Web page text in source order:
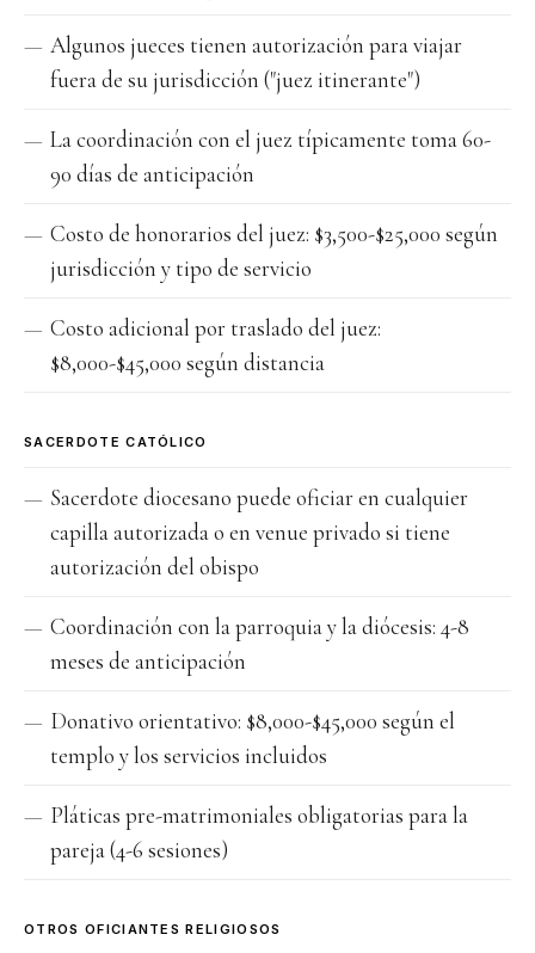
Algunos jueces tienen autorización para viajar
fuera de su jurisdicción ("juez itinerante")
La coordinación con el juez típicamente toma 60-
90 días de anticipación
Costo de honorarios del juez: $3,500-$25,000 según
jurisdicción y tipo de servicio
Costo adicional por traslado del juez:
$8,000-$45,000 según distancia
SACERDOTE CATÓLICO
Sacerdote diocesano puede oficiar en cualquier
capilla autorizada o en venue privado si tiene
autorización del obispo
Coordinación con la parroquia y la diócesis: 4-8
meses de anticipación
Donativo orientativo: $8,000-$45,000 según el
templo y los servicios incluidos
Pláticas pre-matrimoniales obligatorias para la
pareja (4-6 sesiones)
OTROS OFICIANTES RELIGIOSOS